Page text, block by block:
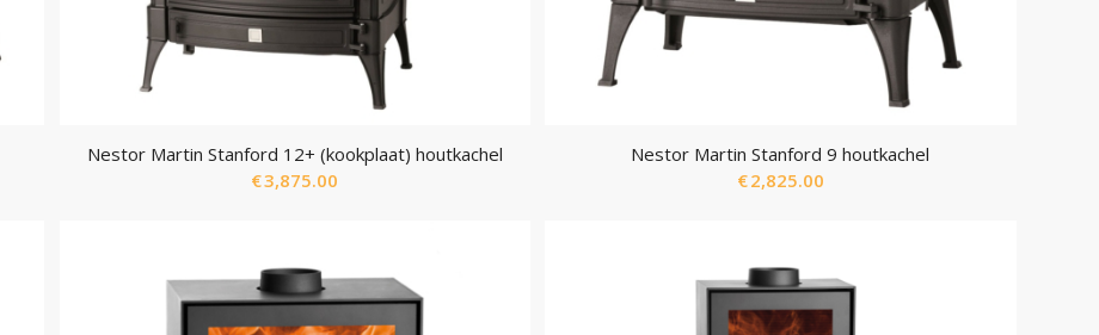
Nestor Martin Stanford 12+ (kookplaat) houtkachel
€3,875.00
Nestor Martin Stanford 9 houtkachel
€2,825.00